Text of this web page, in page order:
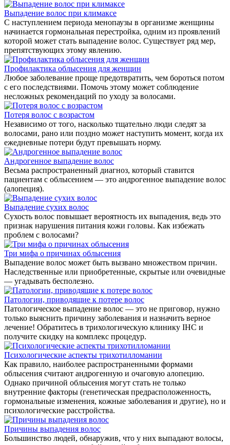
Выпадение волос при климаксе
С наступлением периода менопаузы в организме женщины
начинается гормональная перестройка, одним из проявлений
которой может стать выпадение волос. Существует ряд мер,
препятствующих этому явлению.
Профилактика облысения для женщин
Любое заболевание проще предотвратить, чем бороться потом
с его последствиями. Помочь этому может соблюдение
несложных рекомендаций по уходу за волосами.
Потеря волос с возрастом
Независимо от того, насколько тщательно люди следят за
волосами, рано или поздно может наступить момент, когда их
ежедневные потери будут превышать норму.
Андрогенное выпадение волос
Весьма распространенный диагноз, который ставится
пациентам с облысением — это андрогенное выпадение волос
(алопеция).
Выпадение сухих волос
Сухость волос повышает вероятность их выпадения, ведь это
признак нарушения питания кожи головы. Как избежать
проблем с волосами?
Три мифа о причинах облысения
Выпадение волос может быть вызвано множеством причин.
Наследственные или приобретенные, скрытые или очевидные
— угадывать бесполезно.
Патологии, приводящие к потере волос
Патологическое выпадение волос — это не приговор, нужно
только выяснить причину заболевания и назначить верное
лечение! Обратитесь в трихологическую клинику IHC и
получите скидку на комплекс процедур.
Психологические аспекты трихотилломании
Как правило, наиболее распространенными формами
облысения считают андрогенную и очаговую алопецию.
Однако причиной облысения могут стать не только
внутренние факторы (генетическая предрасположенность,
гормональные изменения, кожные заболевания и другие), но и
психологические расстройства.
Причины выпадения волос
Большинство людей, обнаружив, что у них выпадают волосы,